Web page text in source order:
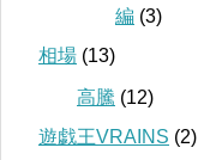
編 (3)
相場 (13)
高騰 (12)
遊戯王VRAINS (2)